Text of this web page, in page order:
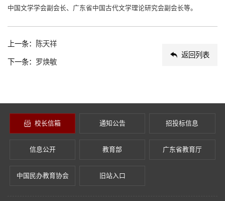
中国文学学会副会长、广东省中国古代文学理论研究会副会长等。
上一条： 陈天祥
下一条： 罗焕敏
返回列表
校长信箱 通知公告 招投标信息
信息公开 教育部 广东省教育厅
中国民办教育协会 旧站入口